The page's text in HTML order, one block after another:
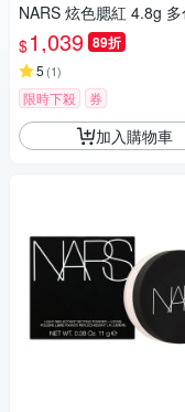
NARS 炫色腮紅 4.8g
$1,039 89折
5 (1)
限時下殺 券
加入購物車